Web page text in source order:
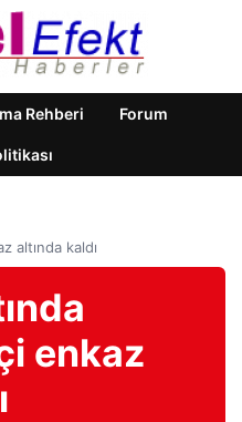
Rehberi Forum
altında kaldı
enkaz